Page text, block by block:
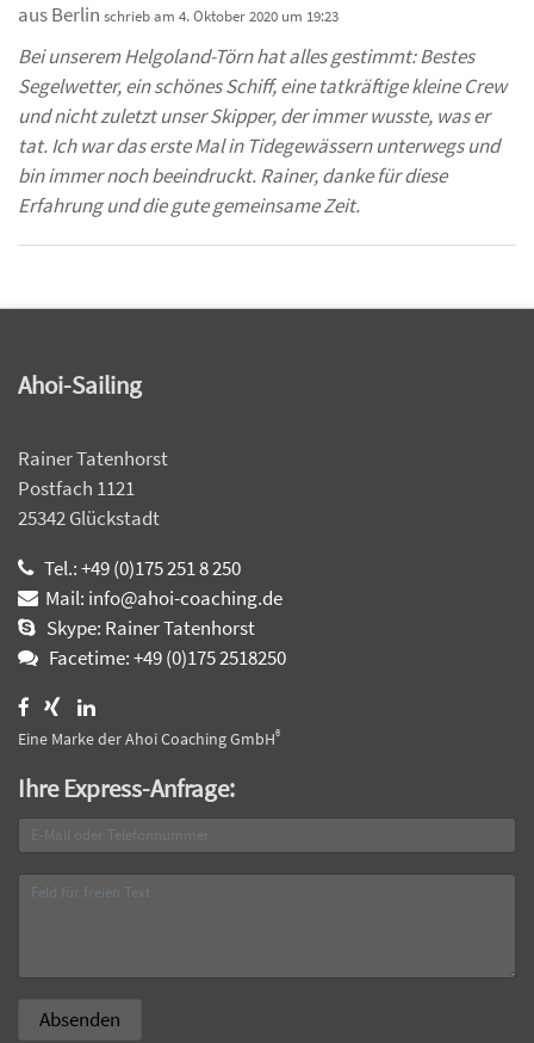
ausBerlin schrieb am 4. Oktober 2020 um 19:23
Bei unserem Helgoland-Törn hat alles gestimmt: Bestes
Segelwetter, ein schönes Schiff, eine tatkräftige kleine Crew
und nicht zuletzt unser Skipper, der immer wusste, was er
tat. Ich war das erste Mal in Tidegewässern unterwegs und
bin immer noch beeindruckt. Rainer, danke für diese
Erfahrung und die gute gemeinsame Zeit.
Ahoi-Sailing
Rainer Tatenhorst
Postfach 1121
25342 Glückstadt
Tel.: +49 (0)175 251 8 250
Mail: info@ahoi-coaching.de
Skype: Rainer Tatenhorst
Facetime: +49 (0)175 2518250
Eine Marke der Ahoi Coaching GmbH®
Ihre Express-Anfrage: